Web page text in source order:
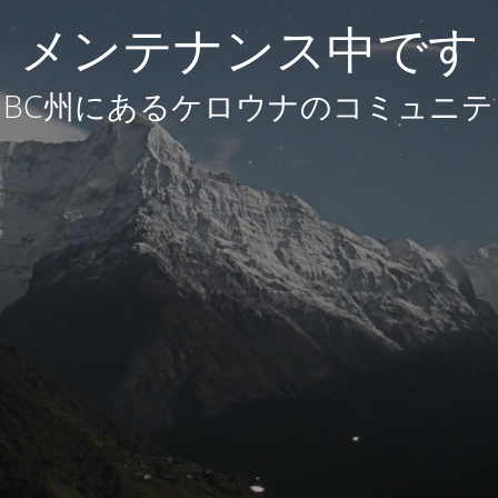
メンテナンス中です
州にあるケロウナのコミュニ